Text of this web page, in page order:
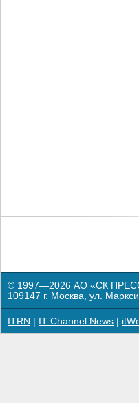
© 1997—2026 АО «СК
109147 г. Москва, ул.
ITRN IT Channel News